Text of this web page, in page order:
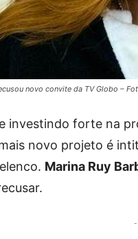
novo convite da TV Globo –
investindo forte na
novo projeto é
Marina Ruy
-